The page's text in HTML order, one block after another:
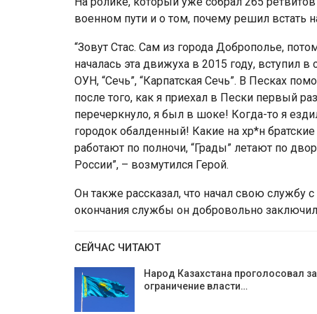
военном пути и о том, почему решил встать
“Зовут Стас. Сам из города Доброполье,
началась эта движуха в 2015 году, вступил
ОУН, “Сечь”, “Карпатская Сечь”. В Песках
после того, как я приехал в Пески первый
перечеркнуло, я был в шоке! Когда-то я
городок обалденный! Какие на хр*н
работают по полночи, “Грады” летают по
России”, – возмутился Герой.
Он также рассказал, что начал свою службу
окончания службы он добровольно
СЕЙЧАС ЧИТАЮТ
Народ Казахстана проголосовал за
ограничение власти…